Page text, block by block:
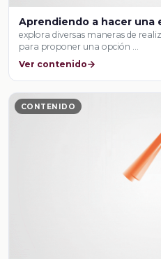
Aprendiendo a hacer una
explora diversas maneras de
para proponer una opción …
Ver contenido
CONTENIDO